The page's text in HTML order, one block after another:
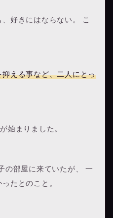
好きにはならない。 こ
える事など、二人にとっ
始まりました。
の部屋に来ていたが、 一
たとのこと。